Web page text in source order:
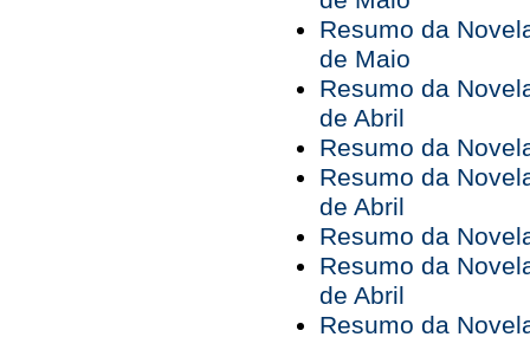
Resumo da
de Maio
Resumo da
de Abril
Resumo da
Resumo da
de Abril
Resumo da
Resumo da
de Abril
Resumo da